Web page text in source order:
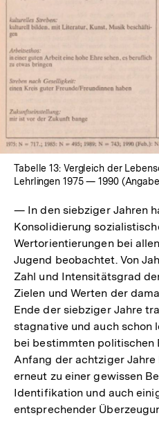
Tabelle 13: Vergleich der
Lehrlingen 1975 — 1990
— In den siebziger Jahren
Konsolidierung
Wertorientierungen bei
Jugend beobachtet. Von
Zahl und Intensitätsgrad
Zielen und Werten der
Ende der siebziger Jahre
stagnative und auch schon
bei bestimmten
Anfang der achtziger Jahre
erneut zu einer gewissen
Identifikation und auch
entsprechender